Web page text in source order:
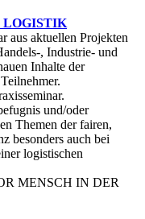
LOGISTIK
aus aktuellen Projekten
, Industrie- und
Inhalte der
und/oder
Themen der fairen,
besonders auch bei
logistischen
MENSCH IN DER